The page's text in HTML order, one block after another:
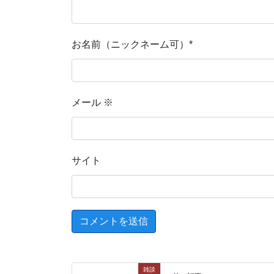
お名前（ニックネーム可） *
メール ※
サイト
雑談